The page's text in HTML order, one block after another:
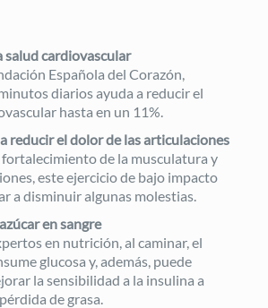
salud cardiovascular
Española del Corazón,
diarios ayuda a reducir el
hasta en un 11%.
reducir el dolor de las articulaciones
de la musculatura y
este ejercicio de bajo impacto
a disminuir algunas molestias.
en sangre
en nutrición, al caminar, el
glucosa y, además, puede
la sensibilidad a la insulina a
de grasa.